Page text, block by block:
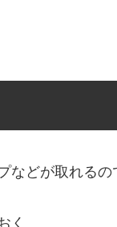
どが取れるの
く